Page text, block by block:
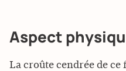
Aspect
La croûte cendrée de ce